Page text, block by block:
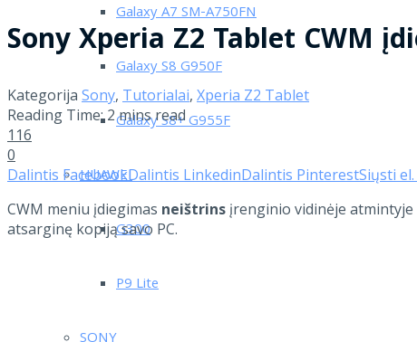
Galaxy A7 SM-A750FN
Galaxy S8 G950F
Galaxy S8+ G955F
HUAWEI
G300
P9 Lite
Sony Xperia Z2 Tablet CWM
Kategorija Sony, Tutorialai, Xperia Z2 Tablet
Reading Time: 2 mins read
116
0
Dalintis FacebookDalintis LinkedinDalintis PinterestSiųsti
CWM meniu įdiegimas neištrins įrenginio vidinėje
atsarginę kopiją savo PC.